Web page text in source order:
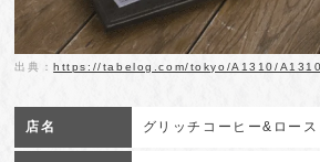
出典： https://tabelog.com/tokyo/A1310/
店名 グリッチコーヒー&ロー